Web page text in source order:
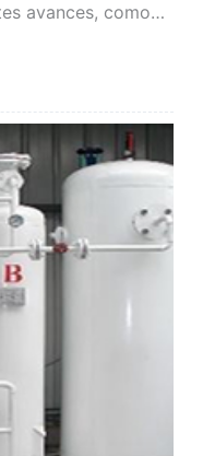
avances, como…